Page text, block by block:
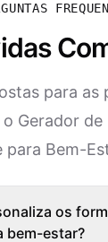
para as
Gerador de
para Bem-
os
bem-estar?